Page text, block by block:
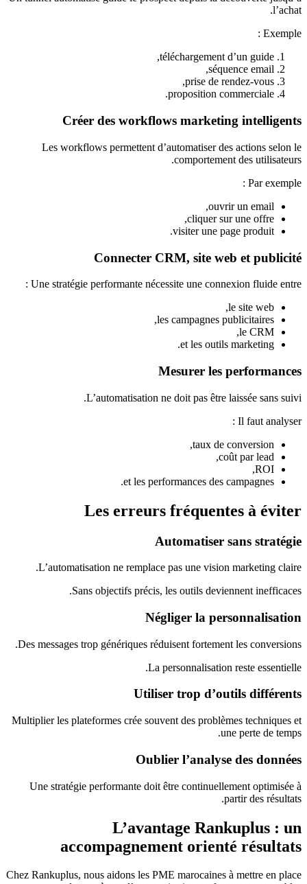
l’achat.
Exemple :
téléchargement d’un guide,
séquence email,
prise de rendez-vous,
proposition commerciale.
Créer des workflows marketing intelligents
Les workflows permettent d’automatiser des actions selon le
comportement des utilisateurs.
Par exemple :
ouvrir un email,
cliquer sur une offre,
visiter une page produit.
Connecter CRM, site web et publicité
Une stratégie performante nécessite une connexion fluide entre :
le site web,
les campagnes publicitaires,
le CRM,
et les outils marketing.
Mesurer les performances
L’automatisation ne doit pas être laissée sans suivi.
Il faut analyser :
taux de conversion,
coût par lead,
ROI,
et les performances des campagnes.
Les erreurs fréquentes à éviter
Automatiser sans stratégie
L’automatisation ne remplace pas une vision marketing claire.
Sans objectifs précis, les outils deviennent inefficaces.
Négliger la personnalisation
Des messages trop génériques réduisent fortement les conversions.
La personnalisation reste essentielle.
Utiliser trop d’outils différents
Multiplier les plateformes crée souvent des problèmes techniques et
une perte de temps.
Oublier l’analyse des données
Une stratégie performante doit être continuellement optimisée à
partir des résultats.
L’avantage Rankuplus : un
accompagnement orienté résultats
Chez Rankuplus, nous aidons les PME marocaines à mettre en place